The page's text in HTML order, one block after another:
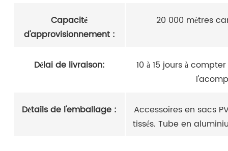
Capacité
d'approvisionnement :
20 000 mètres
Délai de livraison:
10 à 15 jours à
Détails de l'emballage :
Accessoires en sacs
tissés. Tube en